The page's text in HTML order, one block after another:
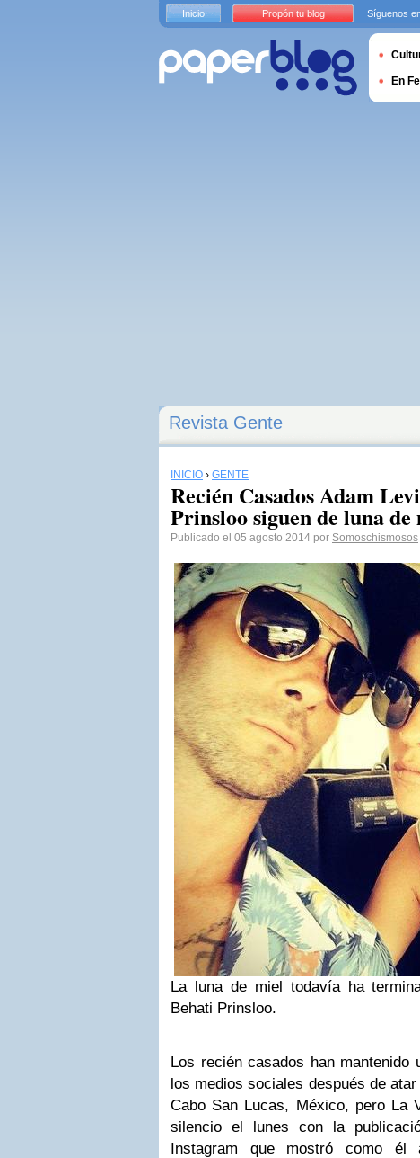
Revista Gente
INICIO › GENTE
Recién Casados Adam
Prinsloo siguen de luna de
Publicado el 05 agosto 2014 por Somoschismosos
La luna de miel todavía ha
Behati Prinsloo.
Los recién casados han mantenido
los medios sociales después de
Cabo San Lucas, México, pero La
silencio el lunes con la
Instagram que mostró como él
Inicio Propón tu blog Síguenos
En